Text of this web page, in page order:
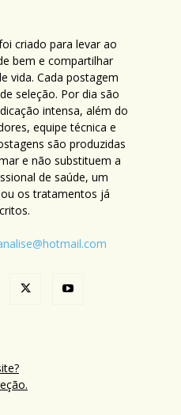
criado para levar ao
bem e compartilhar
vida. Cada postagem
seleção. Por dia são
intensa, além do
equipe técnica e
são produzidas
e não substituem a
de saúde, um
os tratamentos já